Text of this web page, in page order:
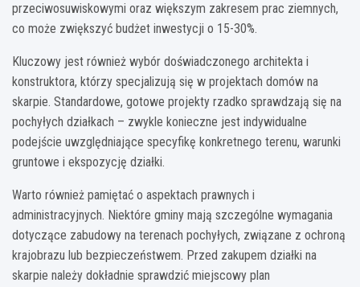
przeciwosuwiskowymi oraz większym zakresem prac ziemnych,
co może zwiększyć budżet inwestycji o 15-30%.
Kluczowy jest również wybór doświadczonego architekta i
konstruktora, którzy specjalizują się w projektach domów na
skarpie. Standardowe, gotowe projekty rzadko sprawdzają się na
pochyłych działkach – zwykle konieczne jest indywidualne
podejście uwzględniające specyfikę konkretnego terenu, warunki
gruntowe i ekspozycję działki.
Warto również pamiętać o aspektach prawnych i
administracyjnych. Niektóre gminy mają szczególne wymagania
dotyczące zabudowy na terenach pochyłych, związane z ochroną
krajobrazu lub bezpieczeństwem. Przed zakupem działki na
skarpie należy dokładnie sprawdzić miejscowy plan